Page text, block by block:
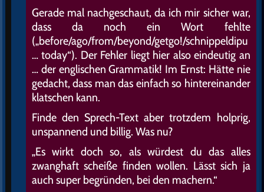
Gerade mal nachgeschaut, da ich mir sicher war,
dass da noch ein Wort fehlte
(„before/ago/from/beyond/getgo!/schnippeldipu
… today“). Der Fehler liegt hier also eindeutig an
… der englischen Grammatik! Im Ernst: Hätte nie
gedacht, dass man das einfach so hintereinander
klatschen kann.
Finde den Sprech-Text aber trotzdem holprig,
unspannend und billig. Was nu?
„Es wirkt doch so, als würdest du das alles
zwanghaft scheiße finden wollen. Lässt sich ja
auch super begründen, bei den machern.“